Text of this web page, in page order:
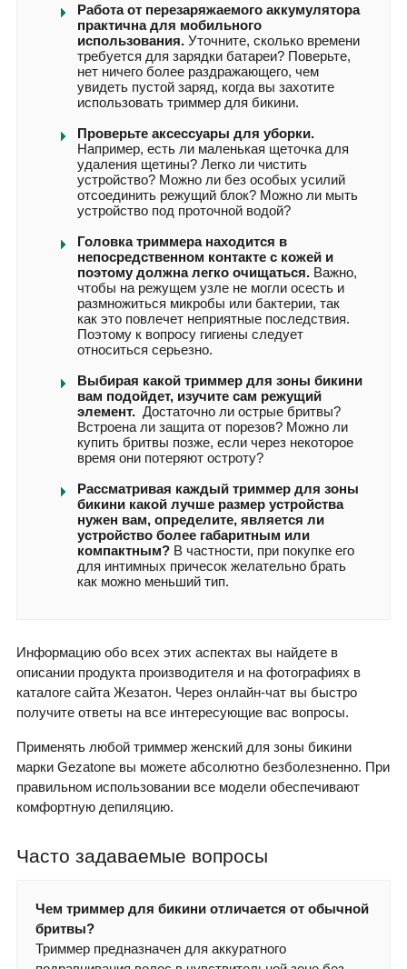
Работа от перезаряжаемого аккумулятора
практична для мобильного
использования. Уточните, сколько времени
требуется для зарядки батареи? Поверьте,
нет ничего более раздражающего, чем
увидеть пустой заряд, когда вы захотите
использовать триммер для бикини.
Проверьте аксессуары для уборки.
Например, есть ли маленькая щеточка для
удаления щетины? Легко ли чистить
устройство? Можно ли без особых усилий
отсоединить режущий блок? Можно ли мыть
устройство под проточной водой?
Головка триммера находится в
непосредственном контакте с кожей и
поэтому должна легко очищаться. Важно,
чтобы на режущем узле не могли осесть и
размножиться микробы или бактерии, так
как это повлечет неприятные последствия.
Поэтому к вопросу гигиены следует
относиться серьезно.
Выбирая какой триммер для зоны бикини
вам подойдет, изучите сам режущий
элемент. Достаточно ли острые бритвы?
Встроена ли защита от порезов? Можно ли
купить бритвы позже, если через некоторое
время они потеряют остроту?
Рассматривая каждый триммер для зоны
бикини какой лучше размер устройства
нужен вам, определите, является ли
устройство более габаритным или
компактным? В частности, при покупке его
для интимных причесок желательно брать
как можно меньший тип.
Информацию обо всех этих аспектах вы найдете в
описании продукта производителя и на фотографиях в
каталоге сайта Жезатон. Через онлайн-чат вы быстро
получите ответы на все интересующие вас вопросы.
Применять любой триммер женский для зоны бикини
марки Gezatone вы можете абсолютно безболезненно. При
правильном использовании все модели обеспечивают
комфортную депиляцию.
Часто задаваемые вопросы
Чем триммер для бикини отличается от обычной
бритвы?
Триммер предназначен для аккуратного